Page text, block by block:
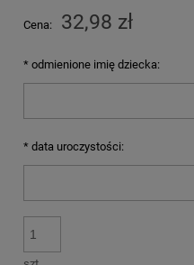
Cena: 32,98 zł
* odmienione imię dziecka:
* data uroczystości: